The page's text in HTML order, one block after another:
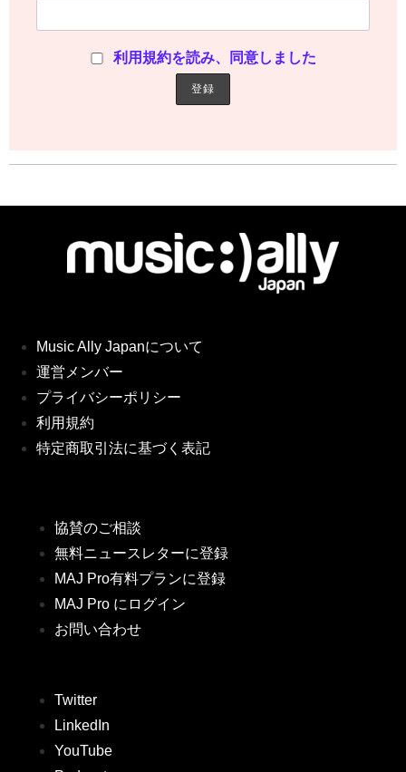
利用規約を読み、同意しました
Music Ally Japanについて
運営メンバー
プライバシーポリシー
利用規約
特定商取引法に基づく表記
協賛のご相談
無料ニュースレターに登録
MAJ Pro有料プランに登録
MAJ Pro にログイン
お問い合わせ
Twitter
LinkedIn
YouTube